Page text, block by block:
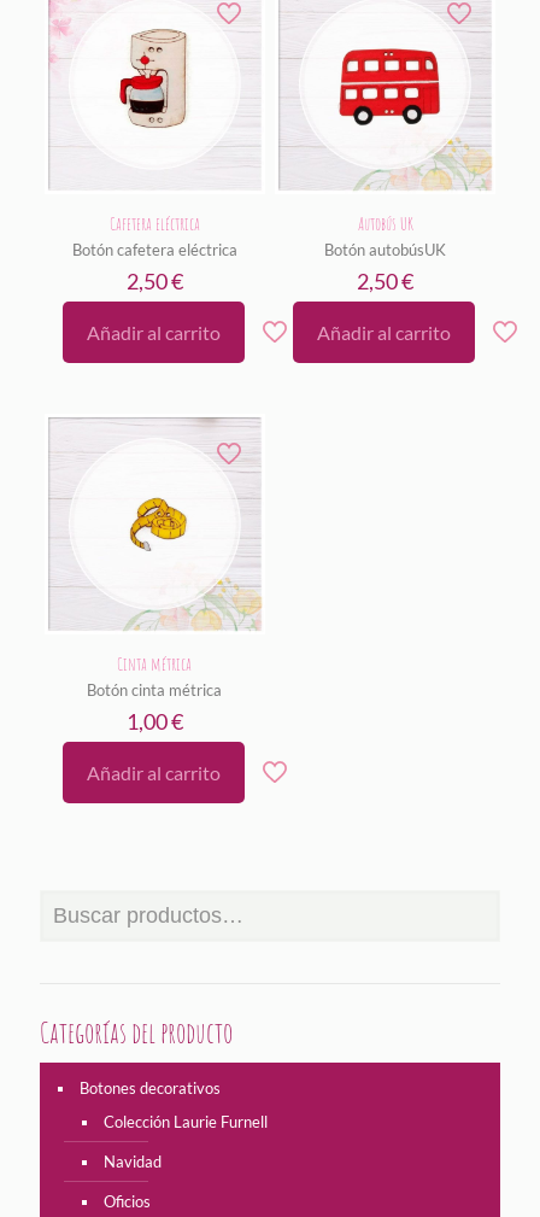
Cafetera eléctrica
Botón cafetera eléctrica
2,50€
Añadir al carrito
Autobús UK
Botón autobúsUK
2,50€
Añadir al carrito
Cinta métrica
Botón cinta métrica
1,00€
Añadir al carrito
Categorías del producto
Botones decorativos
Colección Laurie Furnell
Navidad
Oficios